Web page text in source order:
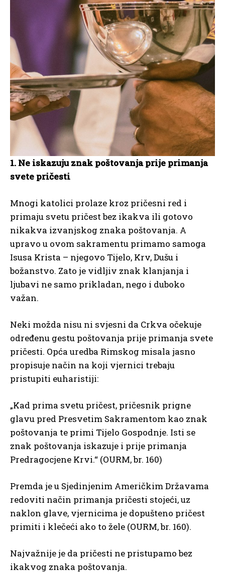
1. Ne iskazuju znak poštovanja prije primanja
svete pričesti
Mnogi katolici prolaze kroz pričesni red i
primaju svetu pričest bez ikakva ili gotovo
nikakva izvanjskog znaka poštovanja. A
upravo u ovom sakramentu primamo samoga
Isusa Krista – njegovo Tijelo, Krv, Dušu i
božanstvo. Zato je vidljiv znak klanjanja i
ljubavi ne samo prikladan, nego i duboko
važan.
Neki možda nisu ni svjesni da Crkva očekuje
određenu gestu poštovanja prije primanja svete
pričesti. Opća uredba Rimskog misala jasno
propisuje način na koji vjernici trebaju
pristupiti euharistiji:
„Kad prima svetu pričest, pričesnik prigne
glavu pred Presvetim Sakramentom kao znak
poštovanja te primi Tijelo Gospodnje. Isti se
znak poštovanja iskazuje i prije primanja
Predragocjene Krvi.“ (OURM, br. 160)
Premda je u Sjedinjenim Američkim Državama
redoviti način primanja pričesti stojeći, uz
naklon glave, vjernicima je dopušteno pričest
primiti i klečeći ako to žele (OURM, br. 160).
Najvažnije je da pričesti ne pristupamo bez
ikakvog znaka poštovanja.